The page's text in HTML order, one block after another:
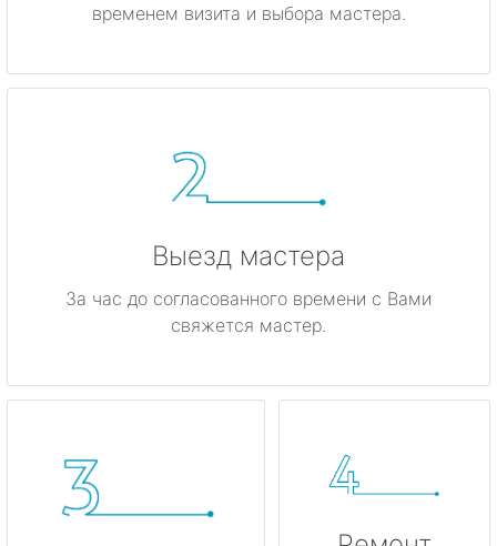
временем визита и выбора мастера.
Выезд мастера
За час до согласованного времени с Вами
свяжется мастер.